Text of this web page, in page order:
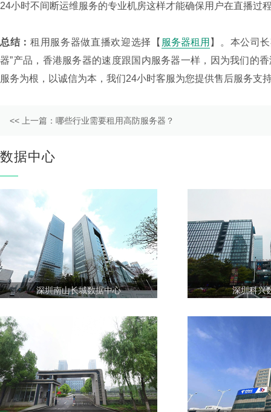
24小时不间断运维服务的专业机房这样才能确保用户在直播过
总结： 租用服务器做直播欢迎选择【 服务器租用 】。本公司
器”产品，香港服务器的速度跟国内服务器一样，因为我们的
服务为根，以诚信为本，我们24小时客服为您提供售后服务支
上一篇： 哪些行业需要租用高防服务器？
数据中心
深圳南山长城数据中心 深圳科兴